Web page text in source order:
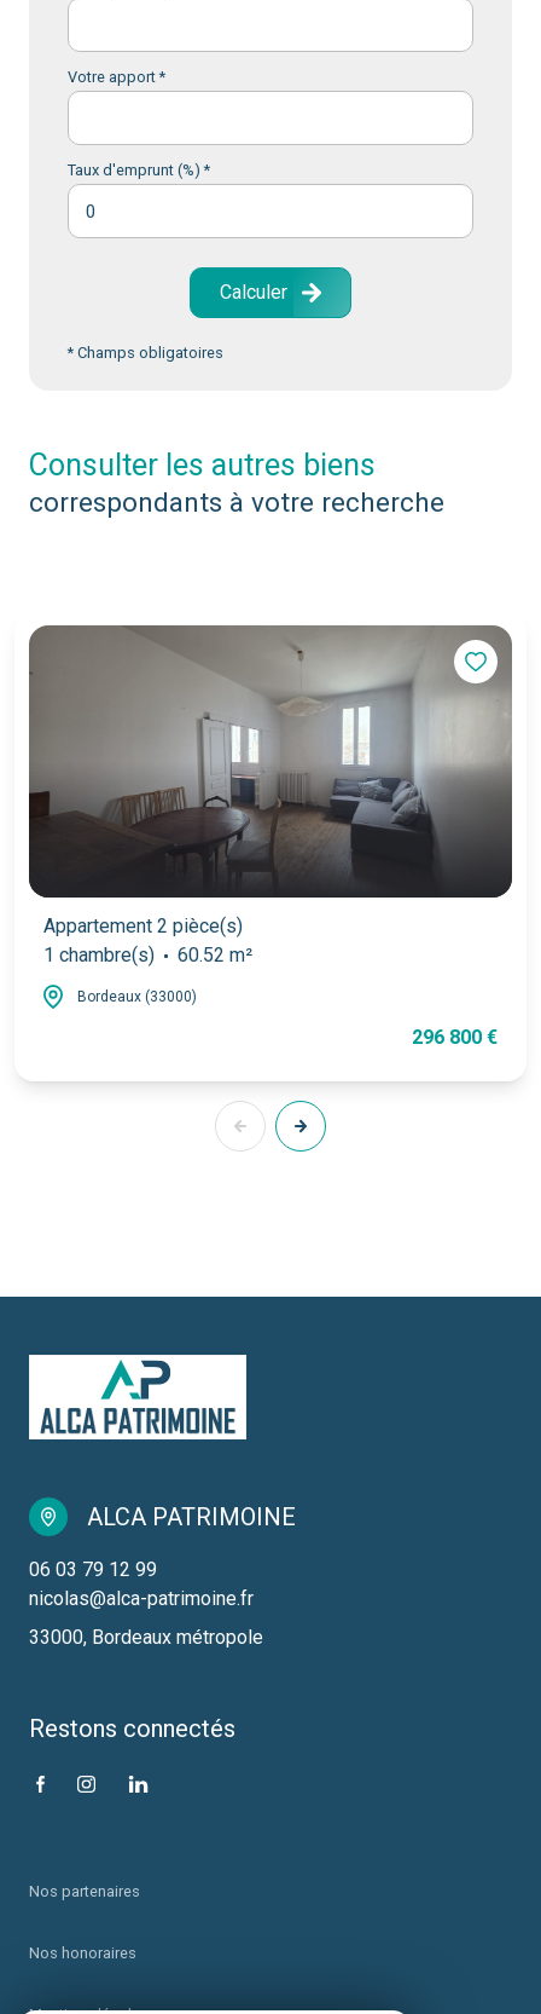
Votre apport *
Taux d'emprunt (%) *
Calculer
* Champs obligatoires
consulter les autres biens
correspondants à votre recherche
Appartement 2 pièce(s)
1 chambre(s)
60.52 m²
Bordeaux (33000)
296 800 €
ALCA PATRIMOINE
06 03 79 12 99
nicolas@alca-patrimoine.fr
33000, Bordeaux métropole
Restons connectés
Nos partenaires
Nos honoraires